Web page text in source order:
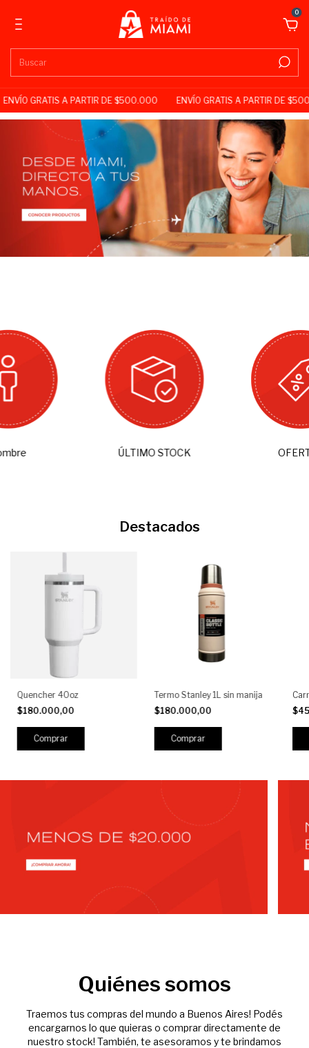
0
GRATIS A PARTIR DE $500.000 ENVÍO GRATIS A PARTIR DE
ÚLTIMO STOCK
Destacados
Quencher 40oz
$180.000,00
Comprar
Termo Stanley 1L sin manija
$180.000,00
Comprar
Quiénes somos
Traemos tus compras del mundo a Buenos Aires! Podés
encargarnos lo que quieras o comprar directamente de
nuestro stock! También, te asesoramos y te brindamos